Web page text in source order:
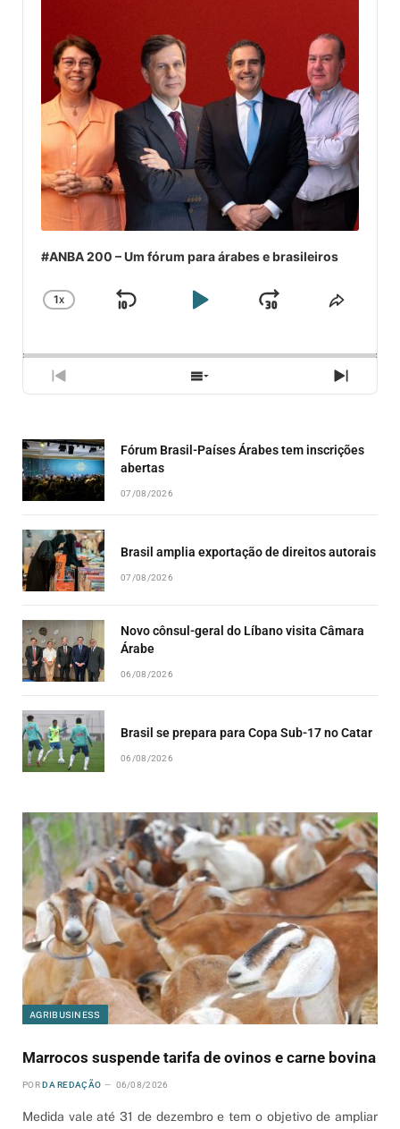
#ANBA 200 – Um fórum para árabes e brasileiros
CHANGE
1X
SKIP
PLAYJUMP
PREVIOUS
EPISODE
SHOW
EPISODES
NEXT
Fórum Brasil-Países Árabes tem inscrições
abertas
07/08/2026
Brasil amplia exportação de direitos autorais
07/08/2026
Novo cônsul-geral do Líbano visita Câmara
Árabe
06/08/2026
Brasil se prepara para Copa Sub-17 no Catar
06/08/2026
AGRIBUSINESS
Marrocos suspende tarifa de ovinos e carne bovina
POR DA REDAÇÃO 06/08/2026
Medida vale até 31 de dezembro e tem o objetivo de ampliar